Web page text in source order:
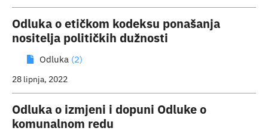
Odluka o etičkom kodeksu ponašanja
nositelja političkih dužnosti
Odluka (2)
28 lipnja, 2022
Odluka o izmjeni i dopuni Odluke o
komunalnom redu